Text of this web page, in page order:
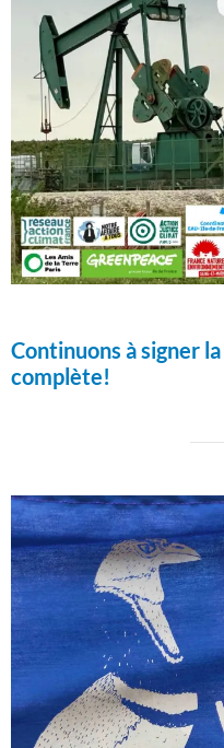
Continuons à signer
complète!